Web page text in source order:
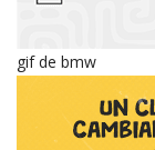
gif de bmw